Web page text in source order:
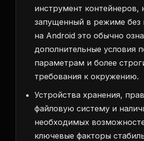
инструмент контейнеров,
запущенный в режиме без
на Android это обычно
дополнительные условия
параметрам и более
требования к окружению.
Устройства хранения,
файловую систему и
необходимых
ключевые факторы